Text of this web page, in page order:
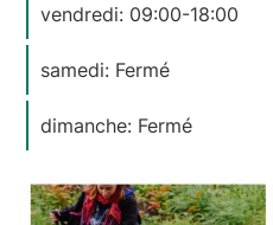
vendredi: 09:00-18:00
samedi: Fermé
dimanche: Fermé